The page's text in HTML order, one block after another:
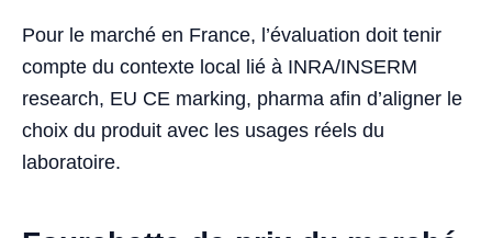
Pour le marché en France, l’évaluation doit tenir
compte du contexte local lié à INRA/INSERM
research, EU CE marking, pharma afin d’aligner le
choix du produit avec les usages réels du
laboratoire.